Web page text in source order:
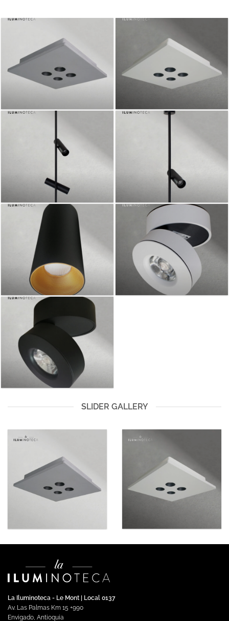
SLIDER GALLERY
La Iluminoteca - Le Mont | Local 0137
Av. Las Palmas Km 15 +990
Envigado, Antioquia